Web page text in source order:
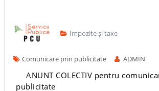
Impozite și taxe
Comunicare prin publicitate ADMIN
ANUNT COLECTIV pentru
publicitate